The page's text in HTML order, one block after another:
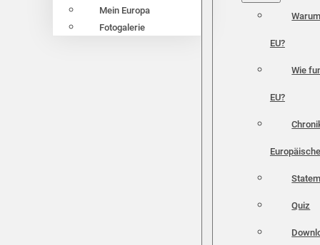
Mein Europa
Fotogalerie
EU?
Wie
EU?
Quiz